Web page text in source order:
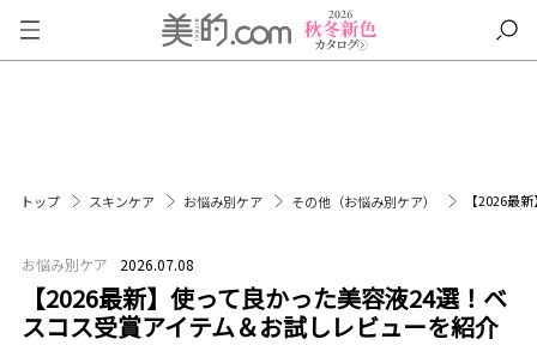
トップ スキンケア お悩み別ケア その他（お悩み別ケア） 【2026最
お悩み別ケア 2026.07.08
【2026最新】使って良かった美容液24選！ベ
スコス受賞アイテム＆お試しレビューを紹介